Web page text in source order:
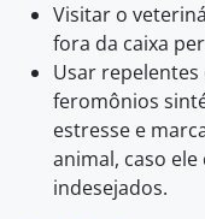
Visitar o
fora da caixa
Usar
feromônios
estresse e
animal, caso
indesejados.